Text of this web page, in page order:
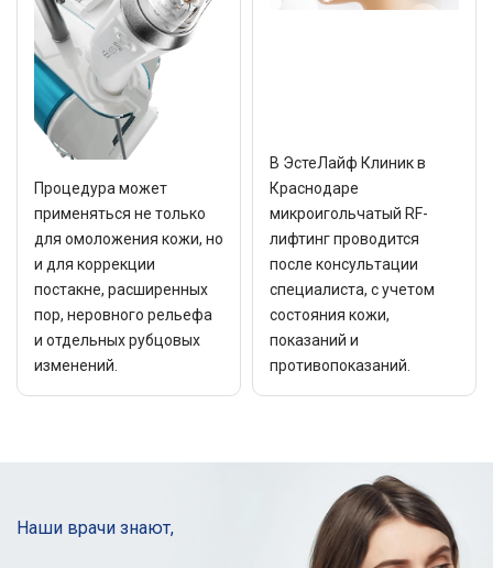
Процедура может
применяться не только
для омоложения кожи, но
и для коррекции
постакне, расширенных
пор, неровного рельефа
и отдельных рубцовых
изменений.
В ЭстеЛайф Клиник в
Краснодаре
микроигольчатый RF-
лифтинг проводится
после консультации
специалиста, с учетом
состояния кожи,
показаний и
противопоказаний.
Наши врачи знают,